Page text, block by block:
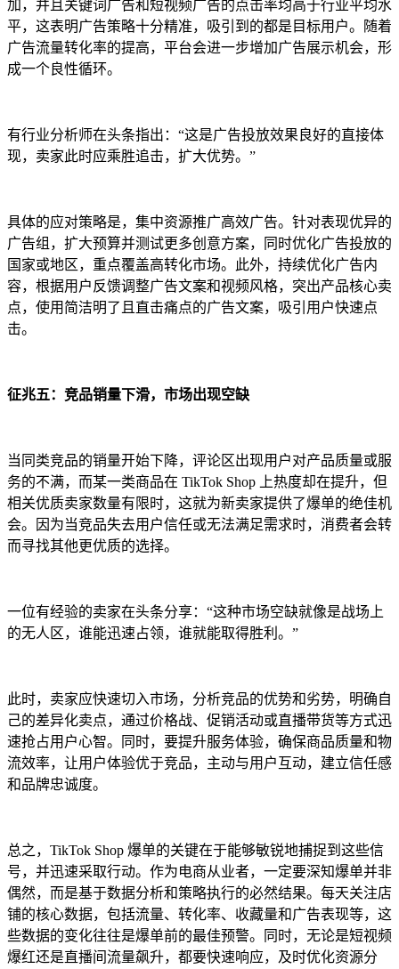
加，并且关键词广告和短视频广告的点击率均高于行业平均水
平，这表明广告策略十分精准，吸引到的都是目标用户。随着
广告流量转化率的提高，平台会进一步增加广告展示机会，形
成一个良性循环。
有行业分析师在头条指出：“这是广告投放效果良好的直接体
现，卖家此时应乘胜追击，扩大优势。”
具体的应对策略是，集中资源推广高效广告。针对表现优异的
广告组，扩大预算并测试更多创意方案，同时优化广告投放的
国家或地区，重点覆盖高转化市场。此外，持续优化广告内
容，根据用户反馈调整广告文案和视频风格，突出产品核心卖
点，使用简洁明了且直击痛点的广告文案，吸引用户快速点
击。
征兆五：竞品销量下滑，市场出现空缺
当同类竞品的销量开始下降，评论区出现用户对产品质量或服
务的不满，而某一类商品在 TikTok Shop 上热度却在提升，但
相关优质卖家数量有限时，这就为新卖家提供了爆单的绝佳机
会。因为当竞品失去用户信任或无法满足需求时，消费者会转
而寻找其他更优质的选择。
一位有经验的卖家在头条分享：“这种市场空缺就像是战场上
的无人区，谁能迅速占领，谁就能取得胜利。”
此时，卖家应快速切入市场，分析竞品的优势和劣势，明确自
己的差异化卖点，通过价格战、促销活动或直播带货等方式迅
速抢占用户心智。同时，要提升服务体验，确保商品质量和物
流效率，让用户体验优于竞品，主动与用户互动，建立信任感
和品牌忠诚度。
总之，TikTok Shop 爆单的关键在于能够敏锐地捕捉到这些信
号，并迅速采取行动。作为电商从业者，一定要深知爆单并非
偶然，而是基于数据分析和策略执行的必然结果。每天关注店
铺的核心数据，包括流量、转化率、收藏量和广告表现等，这
些数据的变化往往是爆单前的最佳预警。同时，无论是短视频
爆红还是直播间流量飙升，都要快速响应，及时优化资源分